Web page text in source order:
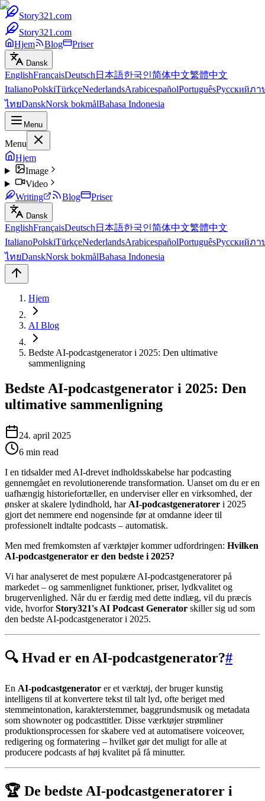
Story321.com
Story321.com
Hjem
Blog Priser
Dansk
EnglishFrançaisDeutsch 日本語한국인简体中文繁體中文
ItalianoPolskiTürkçeNederlandsArabicespañolPortuguêsРусскийภา
ไทยDanskNorsk bokmålBahasa Indonesia
Menu
Menu
Hjem
Image
Video
Writing
Blog Priser
Dansk
EnglishFrançaisDeutsch 日本語한국인简体中文繁體中文
ItalianoPolskiTürkçeNederlandsArabicespañolPortuguêsРусскийภา
ไทยDanskNorsk bokmålBahasa Indonesia
Hjem
AI Blog
Bedste AI-podcastgenerator i 2025: Den ultimative
sammenligning
Bedste AI-podcastgenerator i 2025: Den
ultimative sammenligning
24. april 2025
6 min read
I en tidsalder med AI-drevet indholdsskabelse har podcasting
gennemgået en revolutionerende transformation. Uanset om du er en
uafhængig historiefortæller, en underviser eller en virksomhed, der
ønsker at skalere lydindhold, har AI-podcastgeneratorer i 2025
gjort det nemmere end nogensinde før at omdanne ideer til
professionelt indtalte podcasts – automatisk.
Men med fremkomsten af værktøjer kommer udfordringen: Hvilken
AI-podcastgenerator er den bedste i 2025?
Vi har analyseret de mest populære AI-podcastgeneratorer på
markedet – og sammenlignet funktioner, priser, lydkvalitet og
brugervenlighed. Når du er færdig med dette indlæg, vil du præcis
vide, hvorforStory321's AI Podcast Generator skiller sig ud som
den bedste AI-podcastgenerator i 2025.
🔍 Hvad er en AI-podcastgenerator?#
En AI-podcastgenerator er et værktøj, der bruger kunstig
intelligens til at konvertere tekst til talt lyd, ofte beriget med
stemmeintonation, karakterstemmer, baggrundsmusik og metadata
som shownoter og podcasttitler. Disse værktøjer strømliner
produktionsprocessen for skabere ved at automatisere voiceover,
redigering og formatering – hvilket gør det muligt for alle at
producere podcasts af høj kvalitet på få minutter.
🏆 De bedste AI-podcastgeneratorer i